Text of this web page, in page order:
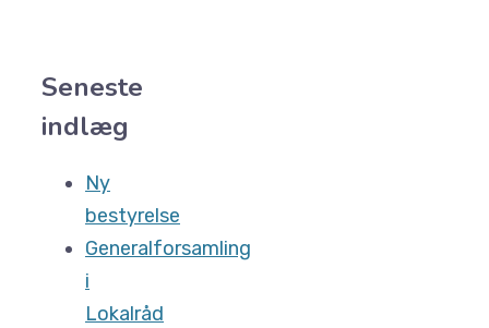
Seneste
indlæg
Ny
bestyrelse
Generalforsamling
i
Lokalråd